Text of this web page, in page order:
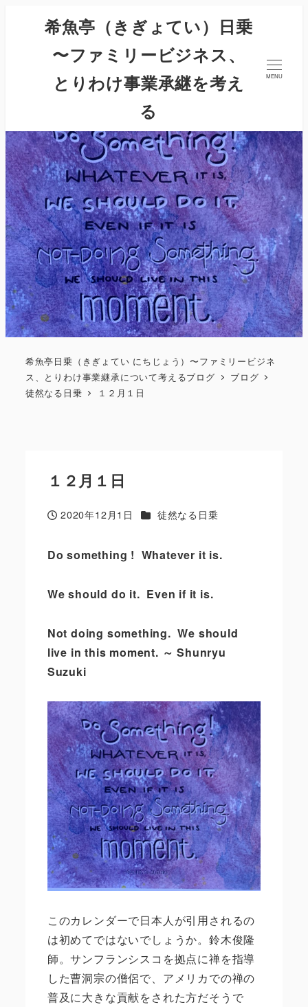
希魚亭（きぎょてい）日乗
〜ファミリービジネス、
とりわけ事業承継を考え
る
MENU
希魚亭日乗（きぎょてい にちじょう）〜ファミリービジネ
ス、とりわけ事業継承について考えるブログ
ブログ
徒然なる日乗
１２月１日
１２月１日
投稿日
2020年12月1日 カテゴリー
徒然なる日乗
Do something ! Whatever it is.
We should do it. Even if it is.
Not doing something. We should
live in this moment. ～ Shunryu
Suzuki
このカレンダーで日本人が引用されるの
は初めてではないでしょうか。鈴木俊隆
師。サンフランシスコを拠点に禅を指導
した曹洞宗の僧侶で、アメリカでの禅の
普及に大きな貢献をされた方だそうで